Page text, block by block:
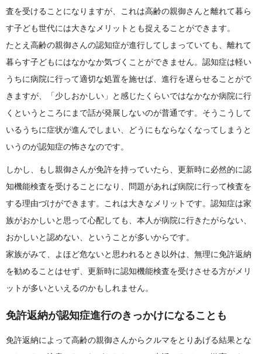
査を受けることになりますが、これは高齢の親御さんと離れて暮ら
す子ども世代には大きなメリットとも捉えることができます。
たとえ高齢の親御さんの認知症が進行してしまっていても、離れて
暮らす子どもにはなかなか気づくことができません。認知症は軽い
うちに病院に行って適切な処置を施せば、進行を遅らせることがで
きますが、「少しおかしい」と感じたくらいではなかなか病院に行
くというところにまで話が発展しないのが普通です。そうこうして
いるうちに症状が進んでしまい、どうにもならなくなってしまうと
いうのが認知症の怖さなのです。
しかし、もし親御さんが免許を持っていたら、更新時に必然的に認
知機能検査を受けることになり、問題があれば病院に行って検査を
する理由づけができます。これは大きなメリットです。認知症は家
族がおかしいと思って心配しても、本人が病院に行きたがらない、
おかしいと認めない、ということが多いからです。
家族がみて、よほど危ないと思われるとき以外は、無理に免許返納
を勧めることはせず、更新時に認知機能検査を受けさせる方がメリ
ットが多いといえるのかもしれません。
免許返納が認知症進行のきっかけになることも
免許返納によって高齢の親御さんからクルマをとりあげる結果とな